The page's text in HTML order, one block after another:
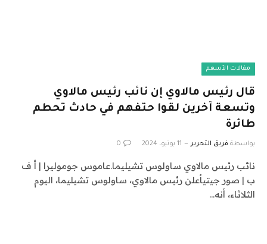
مقالات الأسهم
قال رئيس مالاوي إن نائب رئيس مالاوي
وتسعة آخرين لقوا حتفهم في حادث تحطم
طائرة
بواسطة فريق التحرير 11 يونيو، 2024 0
نائب رئيس مالاوي ساولوس تشيليما.عاموس جوموليرا | أ ف
ب | صور جيتيأعلن رئيس مالاوي، ساولوس تشيليما، اليوم
الثلاثاء، أنه…